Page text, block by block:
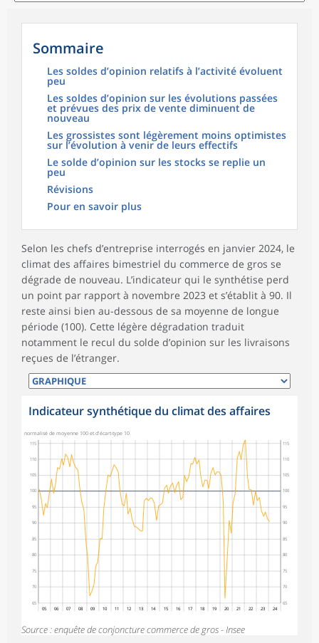
Sommaire
Les soldes d’opinion relatifs à l’activité évoluent
peu
Les soldes d’opinion sur les évolutions passées
et prévues des prix de vente diminuent de
nouveau
Les grossistes sont légèrement moins optimistes
sur l’évolution à venir de leurs effectifs
Le solde d’opinion sur les stocks se replie un
peu
Révisions
Pour en savoir plus
Selon les chefs d’entreprise interrogés en janvier 2024, le
climat des affaires bimestriel du commerce de gros se
dégrade de nouveau. L’indicateur qui le synthétise perd
un point par rapport à novembre 2023 et s’établit à 90. Il
reste ainsi bien au-dessous de sa moyenne de longue
période (100). Cette légère dégradation traduit
notamment le recul du solde d’opinion sur les livraisons
reçues de l’étranger.
Indicateur synthétique du climat des affaires
100
105
110
115
95
90
85
80
75
70
65 65
70
75
80
85
90
95
100
105
110
115
normalisé de moyenne 100 et d'écart-type 10
05 06 07 08 09 10 11 12 13 14 15 16 17 18 19 20 21 22 23 24
Source : enquête de conjoncture commerce de gros - Insee